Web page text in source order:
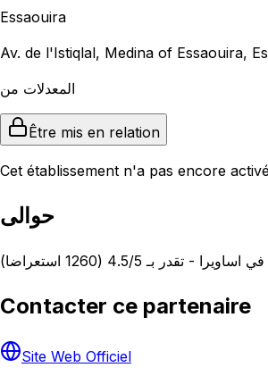
Essaouira
Av. de l'Istiqlal, Medina of Essaouira,
المعدلات من
Être mis en relation
Cet établissement n'a pas encore
حوالى
- تقدر بـ 4.5/5 (1260 استعراضا)
Contacter ce partenaire
Site Web Officiel